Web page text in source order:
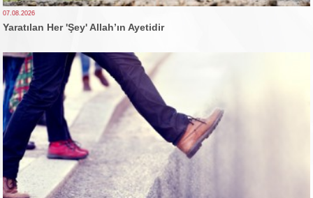
07.08.2026
Yaratılan Her 'Şey' Allah’ın Ayetidir